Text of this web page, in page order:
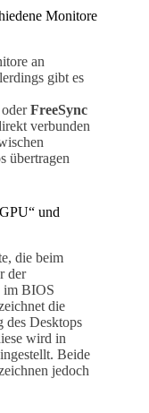
Monitore
an
gibt es
oderFreeSync
verbunden
übertragen
und
die beim
der
im BIOS
die
Desktops
wird in
Beide
jedoch